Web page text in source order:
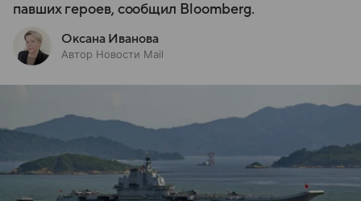
павших героев, сообщил Bloomberg.
Оксана Иванова
Автор Новости Mail